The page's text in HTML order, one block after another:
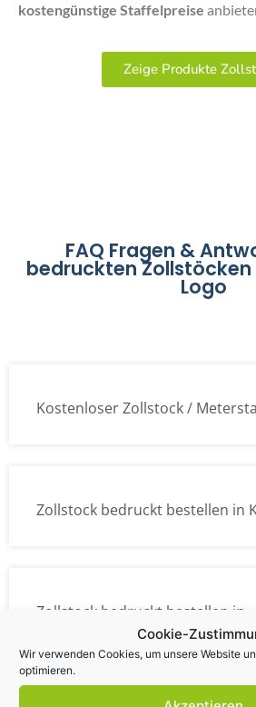
Cookie-
Wir verwenden Cookies, um unsere Website
optimieren.
kostengünstige Staffelpreise
Zeige Produkte
FAQ Fragen &
bedruckten
Logo
Kostenloser Zollstock /
Zollstock bedruckt bestellen in
Zollstock bedruckt bestellen in